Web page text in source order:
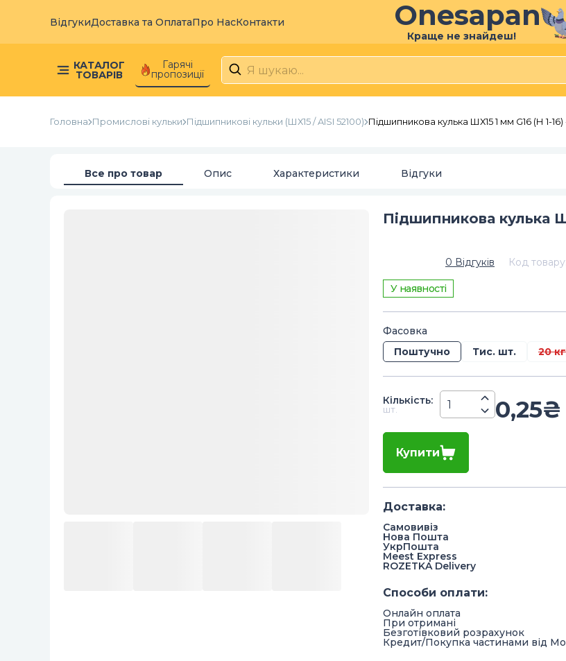
ВідгукиДоставка та ОплатаПро НасКонтакти Onesapan
Краще не знайдеш!
КАТАЛОГ
ТОВАРІВ
Гарячі
пропозиції
Головна Промислові кульки Підшипникові кульки (ШХ15 / AISI 52100) Підшипникова кулька ШХ15 1 мм G16 (Н 1-
Все про товар Опис Характеристики Відгуки
Підшипникова кулька
0 Відгуків Код товару
У наявності
Фасовка
Поштучно
Тис. шт. 20 кг
Кiлькiсть:
шт. 0,25₴
Купити
Доставка:
Самовивіз
Нова Пошта
УкрПошта
Meest Express
ROZETKA Delivery
Способи оплати:
Онлайн оплата
При отримані
Безготівковий розрахунок
Кредит/Покупка частинами від